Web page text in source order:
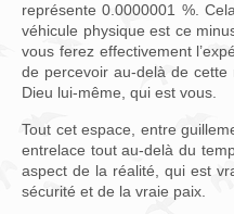
représente 0.0000001 %.
véhicule physique est ce
vous ferez effectivement
de percevoir au-delà de cette
Dieu lui-même, qui est vous.
Tout cet espace, entre
entrelace tout au-delà du
aspect de la réalité, qui est
sécurité et de la vraie paix.